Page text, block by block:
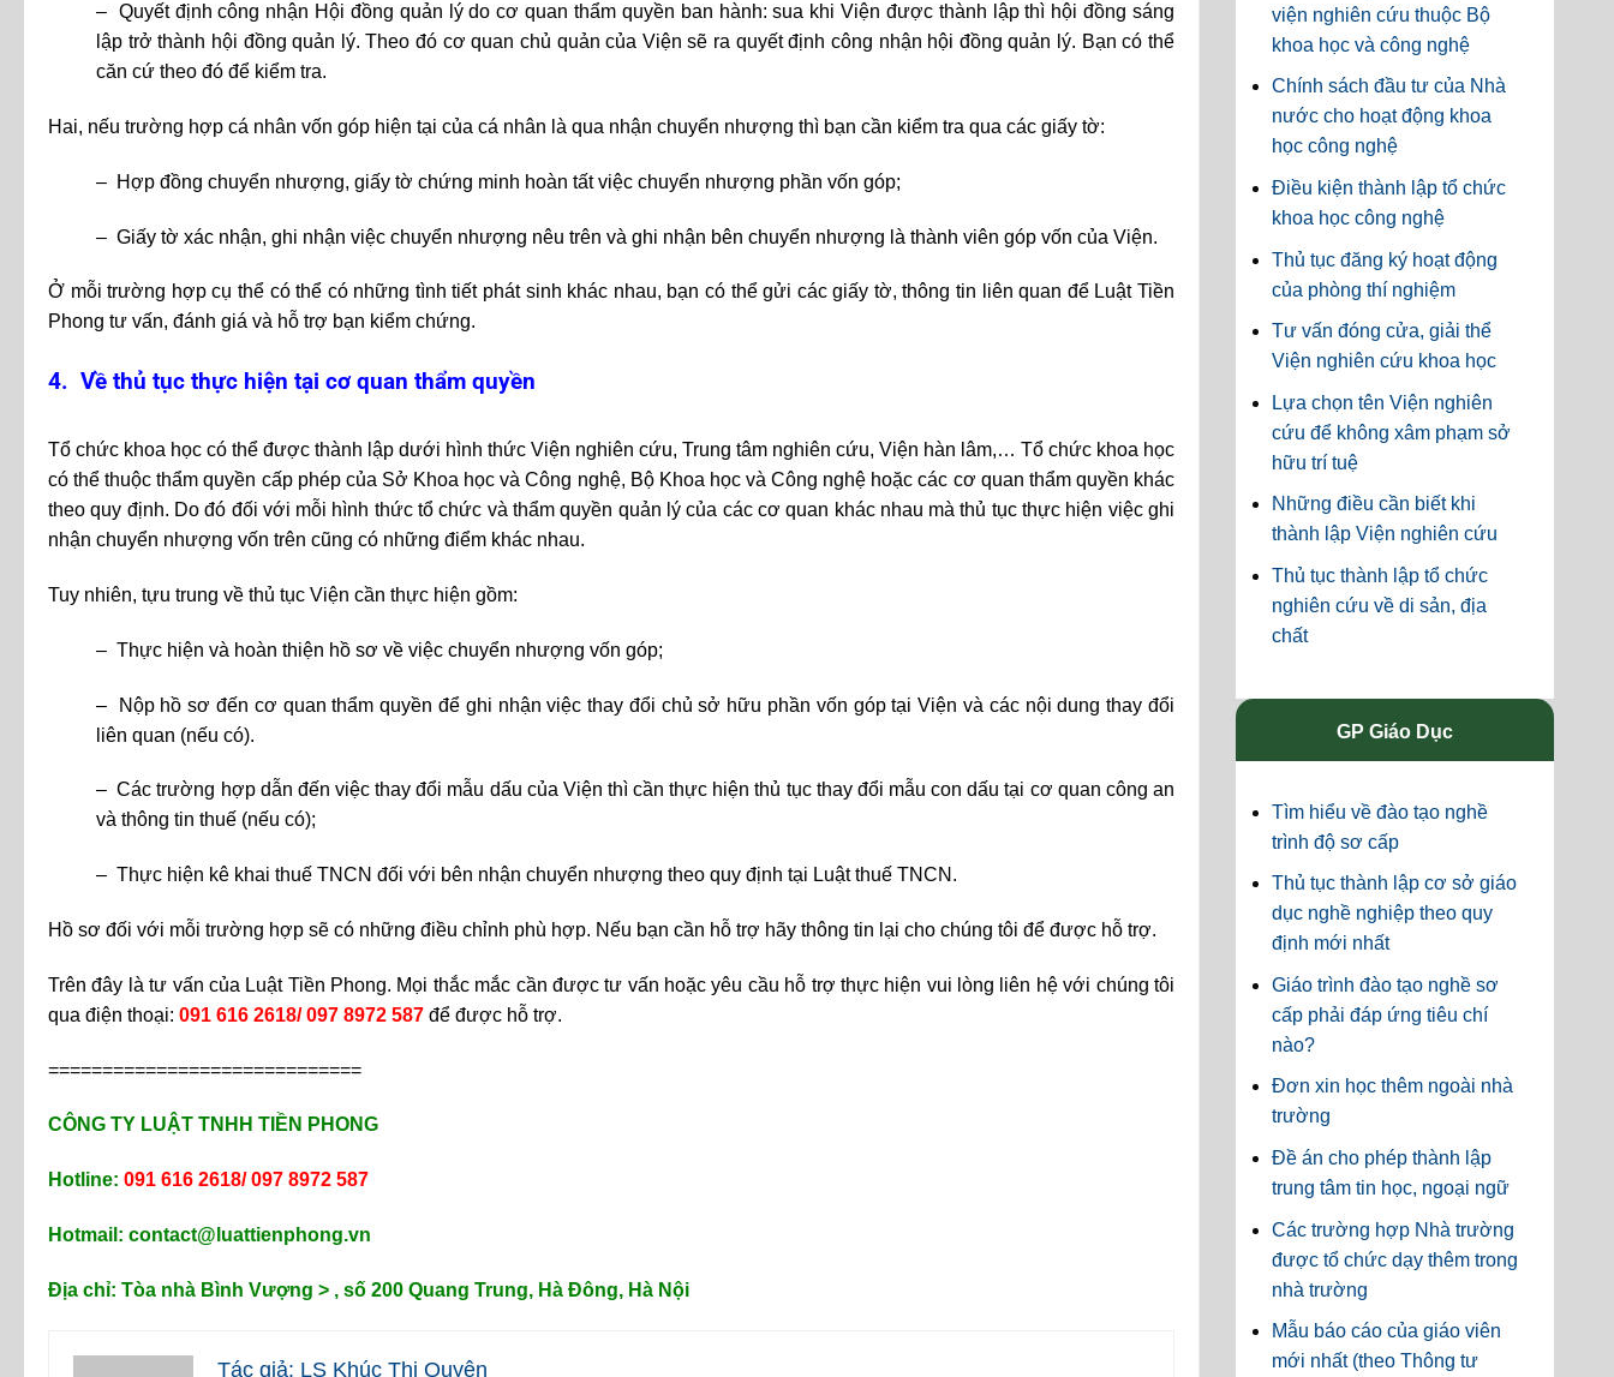
– Quyết định công nhận Hội đồng quản lý do cơ quan thẩm quyền ban hành: sua khi Viện được thành lập thì hội đồng sáng
lập trở thành hội đồng quản lý. Theo đó cơ quan chủ quản của Viện sẽ ra quyết định công nhận hội đồng quản lý. Bạn có thể
căn cứ theo đó để kiểm tra.
Hai, nếu trường hợp cá nhân vốn góp hiện tại của cá nhân là qua nhận chuyển nhượng thì bạn cần kiểm tra qua các giấy tờ:
– Hợp đồng chuyển nhượng, giấy tờ chứng minh hoàn tất việc chuyển nhượng phần vốn góp;
– Giấy tờ xác nhận, ghi nhận việc chuyển nhượng nêu trên và ghi nhận bên chuyển nhượng là thành viên góp vốn của Viện.
Ở mỗi trường hợp cụ thể có thể có những tình tiết phát sinh khác nhau, bạn có thể gửi các giấy tờ, thông tin liên quan để Luật Tiền
Phong tư vấn, đánh giá và hỗ trợ bạn kiểm chứng.
4. Về thủ tục thực hiện tại cơ quan thẩm quyền
Tổ chức khoa học có thể được thành lập dưới hình thức Viện nghiên cứu, Trung tâm nghiên cứu, Viện hàn lâm,… Tổ chức khoa học
có thể thuộc thẩm quyền cấp phép của Sở Khoa học và Công nghệ, Bộ Khoa học và Công nghệ hoặc các cơ quan thẩm quyền khác
theo quy định. Do đó đối với mỗi hình thức tổ chức và thẩm quyền quản lý của các cơ quan khác nhau mà thủ tục thực hiện việc ghi
nhận chuyển nhượng vốn trên cũng có những điểm khác nhau.
Tuy nhiên, tựu trung về thủ tục Viện cần thực hiện gồm:
– Thực hiện và hoàn thiện hồ sơ về việc chuyển nhượng vốn góp;
– Nộp hồ sơ đến cơ quan thẩm quyền để ghi nhận việc thay đổi chủ sở hữu phần vốn góp tại Viện và các nội dung thay đổi
liên quan (nếu có).
– Các trường hợp dẫn đến việc thay đổi mẫu dấu của Viện thì cần thực hiện thủ tục thay đổi mẫu con dấu tại cơ quan công an
và thông tin thuế (nếu có);
– Thực hiện kê khai thuế TNCN đối với bên nhận chuyển nhượng theo quy định tại Luật thuế TNCN.
Hồ sơ đối với mỗi trường hợp sẽ có những điều chỉnh phù hợp. Nếu bạn cần hỗ trợ hãy thông tin lại cho chúng tôi để được hỗ trợ.
Trên đây là tư vấn của Luật Tiền Phong. Mọi thắc mắc cần được tư vấn hoặc yêu cầu hỗ trợ thực hiện vui lòng liên hệ với chúng tôi
qua điện thoại: 091 616 2618/ 097 8972 587 để được hỗ trợ.
=============================
CÔNG TY LUẬT TNHH TIỀN PHONG
Hotline: 091 616 2618/ 097 8972 587
Hotmail: contact@luattienphong.vn
Địa chỉ: Tòa nhà Bình Vượng > , số 200 Quang Trung, Hà Đông, Hà Nội
Tác giả: LS Khúc Thị Quyên
viện nghiên cứu thuộc Bộ
khoa học và công nghệ
Chính sách đầu tư của Nhà
nước cho hoạt động khoa
học công nghệ
Điều kiện thành lập tổ chức
khoa học công nghệ
Thủ tục đăng ký hoạt động
của phòng thí nghiệm
Tư vấn đóng cửa, giải thể
Viện nghiên cứu khoa học
Lựa chọn tên Viện nghiên
cứu để không xâm phạm sở
hữu trí tuệ
Những điều cần biết khi
thành lập Viện nghiên cứu
Thủ tục thành lập tổ chức
nghiên cứu về di sản, địa
chất
GP Giáo Dục
Tìm hiểu về đào tạo nghề
trình độ sơ cấp
Thủ tục thành lập cơ sở giáo
dục nghề nghiệp theo quy
định mới nhất
Giáo trình đào tạo nghề sơ
cấp phải đáp ứng tiêu chí
nào?
Đơn xin học thêm ngoài nhà
trường
Đề án cho phép thành lập
trung tâm tin học, ngoại ngữ
Các trường hợp Nhà trường
được tổ chức dạy thêm trong
nhà trường
Mẫu báo cáo của giáo viên
mới nhất (theo Thông tư